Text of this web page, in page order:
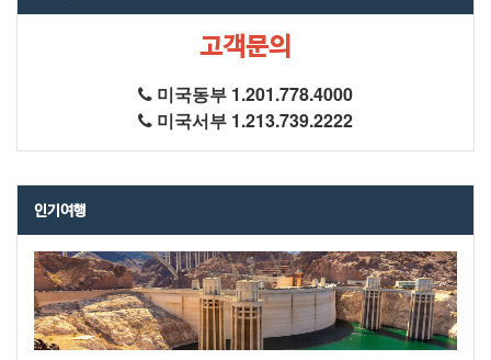
고객문의
미국동부 1.201.778.4000
미국서부 1.213.739.2222
인기여행